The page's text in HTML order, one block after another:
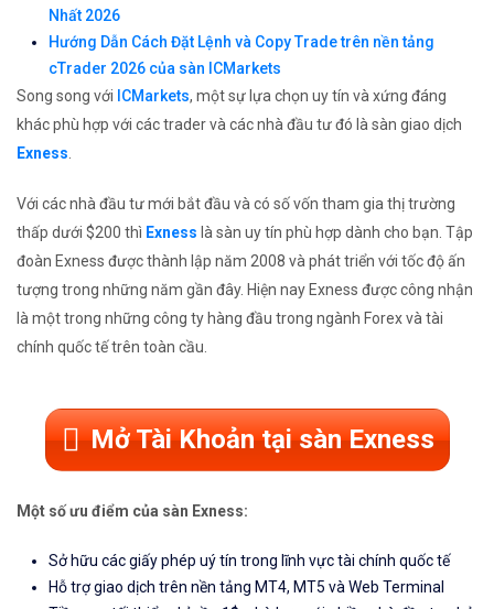
Nhất 2026
Hướng Dẫn Cách Đặt Lệnh và Copy Trade trên nền tảng
cTrader 2026 của sàn ICMarkets
Song song với ICMarkets, một sự lựa chọn uy tín và xứng đáng
khác phù hợp với các trader và các nhà đầu tư đó là sàn giao dịch
Exness.
Với các nhà đầu tư mới bắt đầu và có số vốn tham gia thị trường
thấp dưới $200 thì Exness là sàn uy tín phù hợp dành cho bạn. Tập
đoàn Exness được thành lập năm 2008 và phát triển với tốc độ ấn
tượng trong những năm gần đây. Hiện nay Exness được công nhận
là một trong những công ty hàng đầu trong ngành Forex và tài
chính quốc tế trên toàn cầu.
Mở Tài Khoản tại sàn Exness
Một số ưu điểm của sàn Exness:
Sở hữu các giấy phép uý tín trong lĩnh vực tài chính quốc tế
Hỗ trợ giao dịch trên nền tảng MT4, MT5 và Web Terminal